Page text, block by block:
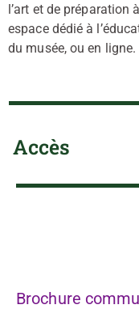
l’art et de préparation
espace dédié à
du musée, ou en ligne.
Accès
Brochure